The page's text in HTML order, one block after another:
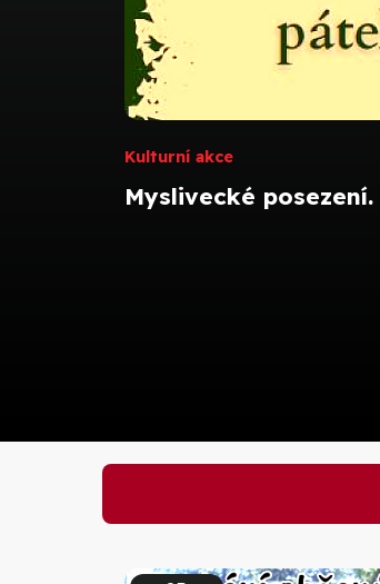
Kulturní akce
Myslivecké posezení.